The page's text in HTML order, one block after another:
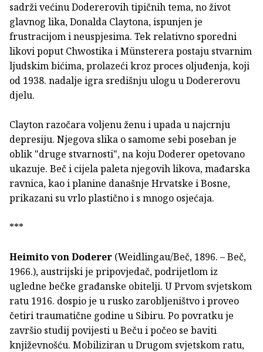
sadrži većinu Dodererovih tipičnih tema, no život
glavnog lika, Donalda Claytona, ispunjen je
frustracijom i neuspjesima. Tek relativno sporedni
likovi poput Chwostika i Münsterera postaju stvarnim
ljudskim bićima, prolazeći kroz proces oljuđenja, koji
od 1938. nadalje igra središnju ulogu u Dodererovu
djelu.
Clayton razočara voljenu ženu i upada u najcrnju
depresiju. Njegova slika o samome sebi poseban je
oblik "druge stvarnosti", na koju Doderer opetovano
ukazuje. Beč i cijela paleta njegovih likova, mađarska
ravnica, kao i planine današnje Hrvatske i Bosne,
prikazani su vrlo plastično i s mnogo osjećaja.
***
Heimito von Doderer (Weidlingau/Beč, 1896. – Beč,
1966.), austrijski je pripovjedač, podrijetlom iz
ugledne bečke građanske obitelji. U Prvom svjetskom
ratu 1916. dospio je u rusko zarobljeništvo i proveo
četiri traumatične godine u Sibiru. Po povratku je
završio studij povijesti u Beču i počeo se baviti
književnošću. Mobiliziran u Drugom svjetskom ratu,